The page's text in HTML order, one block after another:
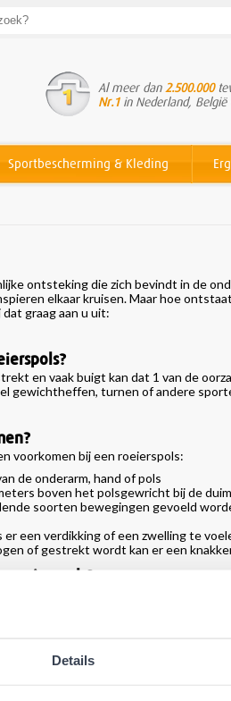
Details
Al meer dan 2.500.000
Nr.1in Nederland, België
Sportbescherming & Kleding
ontsteking die zich bevindt in de
elkaar kruisen. Maar hoe
graag aan u uit:
en vaak buigt kan dat 1 van de
gewichtheffen, turnen of andere
voorkomen bij een roeierspols:
de onderarm, hand of pols
boven het polsgewricht bij de duim
soorten bewegingen gevoeld
er een verdikking of een zwelling te
of gestrekt wordt kan er een
roeierspols?
klacht bestaat vaak uit het nemen rust.
optimale rust is het aanschaffen van
Het houdt de pols op één plek.
is het ook mogelijk om het
gevallen prima om het probleem op